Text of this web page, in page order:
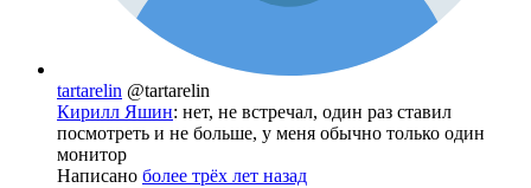
tartarelin @tartarelin
Кирилл Яшин: нет, не встречал, один раз ставил
посмотреть и не больше, у меня обычно только один
монитор
Написано более трёх лет назад